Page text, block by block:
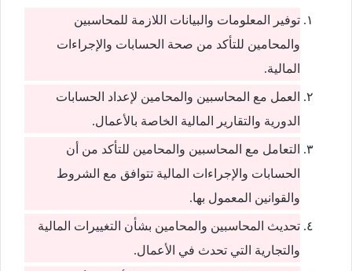
توفير المعلومات والبيانات اللازمة للمحاسبين
والمحامين للتأكد من صحة الحسابات والإجراءات
المالية.
العمل مع المحاسبين والمحامين لإعداد الحسابات
الدورية والتقارير المالية الخاصة بالأعمال.
التعامل مع المحاسبين والمحامين للتأكد من أن
الحسابات والإجراءات المالية تتوافق مع الشروط
والقوانين المعمول بها.
تحديث المحاسبين والمحامين بشأن التغييرات المالية
والتجارية التي تحدث في الأعمال.